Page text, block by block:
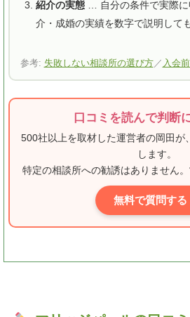
紹介の実態… 自分の条件で実際に
介・成婚の実績を数字で説明して
参考: 失敗しない相談所の選び方／ 入会
口コミを読んで判断
500社以上を取材した運営者の岡田が
します。
特定の相談所への勧誘はありません
無料で質問す